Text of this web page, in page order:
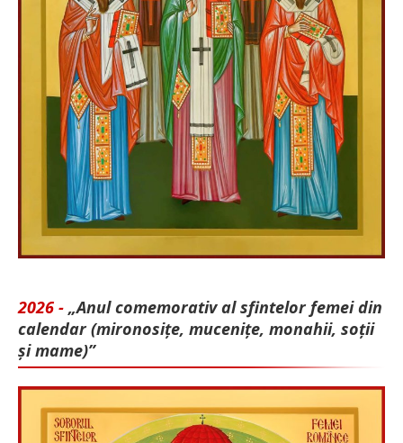
2026 - „Anul comemorativ al sfintelor femei din
calendar (mironosițe, mu­cenițe, monahii, soții
și mame)”